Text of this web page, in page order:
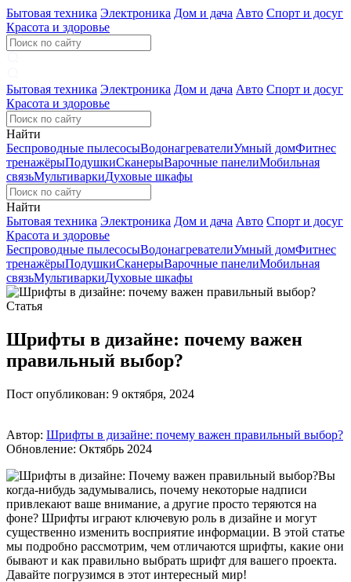
Бытовая техника Электроника Дом и дача Авто Спорт и досуг
Красота и здоровье
Бытовая техника Электроника Дом и дача Авто Спорт и досуг
Красота и здоровье
Найти
Беспроводные пылесосыВодонагревателиУмный домФитнес
тренажёрыПодушкиСканерыВарочные панелиМобильная
связьМультиваркиДуховые шкафы
Найти
Бытовая техника Электроника Дом и дача Авто Спорт и досуг
Красота и здоровье
Беспроводные пылесосыВодонагревателиУмный домФитнес
тренажёрыПодушкиСканерыВарочные панелиМобильная
связьМультиваркиДуховые шкафы
Статья
Шрифты в дизайне: почему важен
правильный выбор?
Пост опубликован: 9 октября, 2024
Автор: Шрифты в дизайне: почему важен правильный выбор?
Обновление: Октябрь 2024
Вы
когда-нибудь задумывались, почему некоторые надписи
привлекают ваше внимание, а другие просто теряются на
фоне? Шрифты играют ключевую роль в дизайне и могут
существенно изменить восприятие информации. В этой статье
мы подробно рассмотрим, чем отличаются шрифты, какие они
бывают и как правильно выбрать шрифт для вашего проекта.
Давайте погрузимся в этот интересный мир!